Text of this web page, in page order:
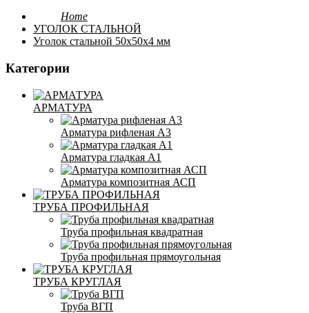
Home
УГОЛОК СТАЛЬНОЙ
Уголок стальной 50x50x4 мм
Категории
АРМАТУРА
Арматура рифленая А3
Арматура гладкая А1
Арматура композитная АСП
ТРУБА ПРОФИЛЬНАЯ
Труба профильная квадратная
Труба профильная прямоугольная
ТРУБА КРУГЛАЯ
Труба ВГП